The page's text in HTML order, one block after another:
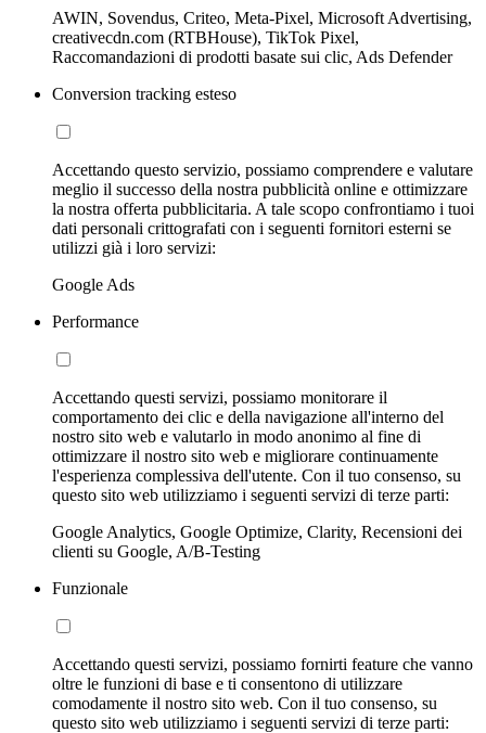
AWIN, Sovendus, Criteo, Meta-Pixel, Microsoft Advertising,
creativecdn.com (RTBHouse), TikTok Pixel,
Raccomandazioni di prodotti basate sui clic, Ads Defender
Conversion tracking esteso
Accettando questo servizio, possiamo comprendere e valutare
meglio il successo della nostra pubblicità online e ottimizzare
la nostra offerta pubblicitaria. A tale scopo confrontiamo i tuoi
dati personali crittografati con i seguenti fornitori esterni se
utilizzi già i loro servizi:
Google Ads
Performance
Accettando questi servizi, possiamo monitorare il
comportamento dei clic e della navigazione all'interno del
nostro sito web e valutarlo in modo anonimo al fine di
ottimizzare il nostro sito web e migliorare continuamente
l'esperienza complessiva dell'utente. Con il tuo consenso, su
questo sito web utilizziamo i seguenti servizi di terze parti:
Google Analytics, Google Optimize, Clarity, Recensioni dei
clienti su Google, A/B-Testing
Funzionale
Accettando questi servizi, possiamo fornirti feature che vanno
oltre le funzioni di base e ti consentono di utilizzare
comodamente il nostro sito web. Con il tuo consenso, su
questo sito web utilizziamo i seguenti servizi di terze parti: